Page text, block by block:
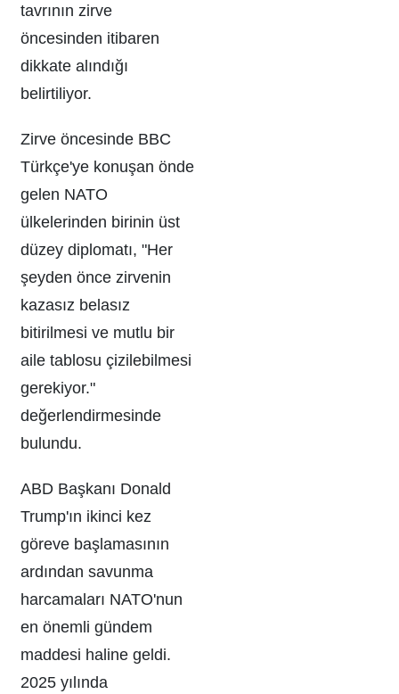
tavrının zirve
öncesinden itibaren
dikkate alındığı
belirtiliyor.
Zirve öncesinde BBC
Türkçe'ye konuşan önde
gelen NATO
ülkelerinden birinin üst
düzey diplomatı, "Her
şeyden önce zirvenin
kazasız belasız
bitirilmesi ve mutlu bir
aile tablosu çizilebilmesi
gerekiyor."
değerlendirmesinde
bulundu.
ABD Başkanı Donald
Trump'ın ikinci kez
göreve başlamasının
ardından savunma
harcamaları NATO'nun
en önemli gündem
maddesi haline geldi.
2025 yılında